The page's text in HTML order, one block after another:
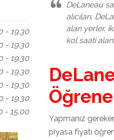
DeLaneau
alıcıları,
alan yerler,
kol saati
Yapmanız
piyasa fiyatı
- 19.30
- 19.30
- 19.30
- 19.30
- 19.30
- 19.30
- 15.00